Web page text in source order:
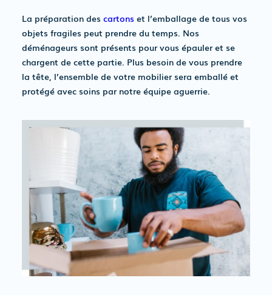
La préparation des cartons et l’emballage de tous vos
objets fragiles peut prendre du temps. Nos
déménageurs sont présents pour vous épauler et se
chargent de cette partie. Plus besoin de vous prendre
la tête, l’ensemble de votre mobilier sera emballé et
protégé avec soins par notre équipe aguerrie.